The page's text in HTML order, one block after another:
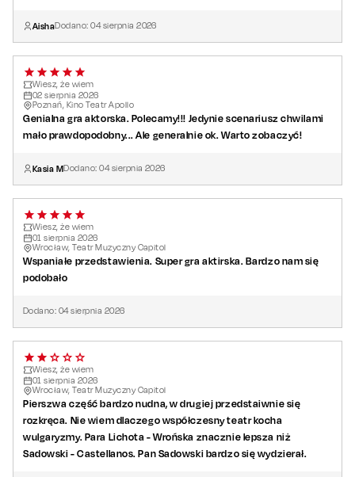
AishaDodano:04 sierpnia 2026
Wiesz, że wiem
02 sierpnia 2026
Poznań, Kino Teatr Apollo
Genialna gra aktorska. Polecamy!!! Jedynie scenariusz chwilami
mało prawdopodobny... Ale generalnie ok. Warto zobaczyć!
Kasia MDodano:04 sierpnia 2026
Wiesz, że wiem
01 sierpnia 2026
Wrocław, Teatr Muzyczny Capitol
Wspaniałe przedstawienia. Super gra aktirska. Bardzo nam się
podobało
Dodano: 04sierpnia 2026
Wiesz, że wiem
01 sierpnia 2026
Wrocław, Teatr Muzyczny Capitol
Pierszwa część bardzo nudna, w drugiej przedstaiwnie się
rozkręca. Nie wiem dlaczego współczesny teatr kocha
wulgaryzmy. Para Lichota - Wrońska znacznie lepsza niż
Sadowski - Castellanos. Pan Sadowski bardzo się wydzierał.